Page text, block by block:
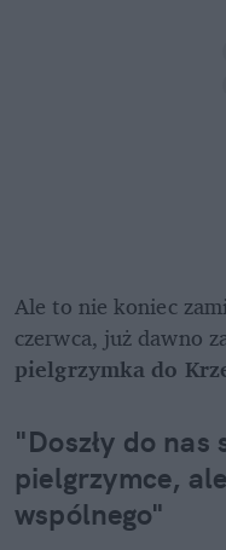
Ale to nie koniec
czerwca, już dawno
pielgrzymka do
"Doszły do nas
pielgrzymce,
wspólnego"